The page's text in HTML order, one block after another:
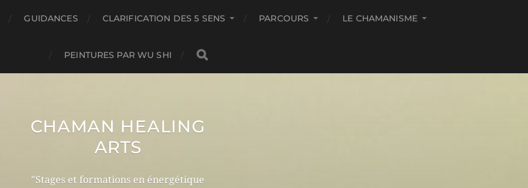
GUIDANCES CLARIFICATION DES 5 SENS PARCOURS LE CHAMANISME
PEINTURES PAR WU SHI
CHAMAN HEALING
ARTS
"Stages et formations en énergétique